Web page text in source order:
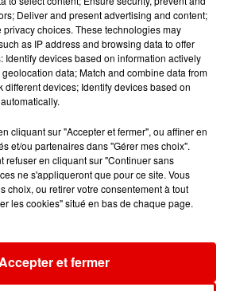
Passenger What You Want
Deliver and present advertising and content;
choices. These technologies may
as IP address and browsing data to offer
Identify devices based on information actively
data; Match and combine data from
different devices; Identify devices based on
cliquant sur "Accepter et fermer", ou affiner en
et/ou partenaires dans "Gérer mes choix".
refuser en cliquant sur "Continuer sans
ne s'appliqueront que pour ce site. Vous
choix, ou retirer votre consentement à tout
les cookies" situé en bas de chaque page.
Accepter et fermer